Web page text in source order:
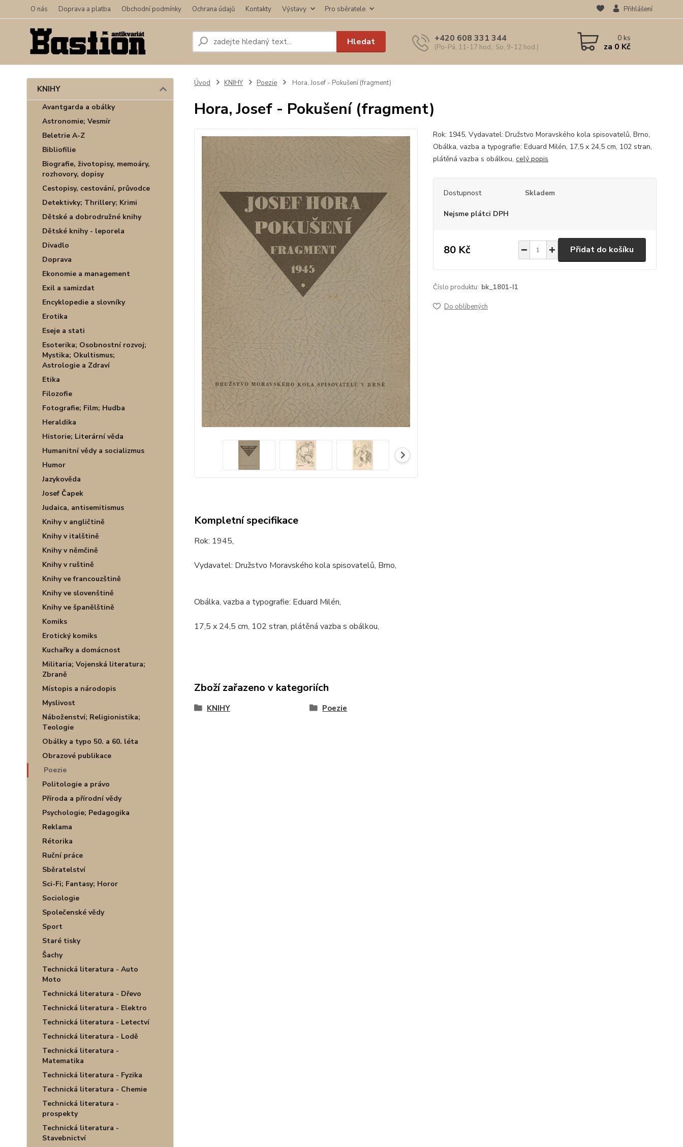
O nás Doprava a platba Obchodní podmínky Ochrana údajů Kontakty Výstavy Pro sběratele Přihlášení
Hledat +420 608 331 344
(Po-Pá, 11-17 hod.; So, 9-12 hod.)
0ks
za 0 Kč
KNIHY
Avantgarda a obálky
Astronomie; Vesmír
Beletrie A-Z
Bibliofilie
Biografie, životopisy, memoáry,
rozhovory, dopisy
Cestopisy, cestování, průvodce
Detektivky; Thrillery; Krimi
Dětské a dobrodružné knihy
Dětské knihy - leporela
Divadlo
Doprava
Ekonomie a management
Exil a samizdat
Encyklopedie a slovníky
Erotika
Eseje a stati
Esoterika; Osobnostní rozvoj;
Mystika; Okultismus;
Astrologie a Zdraví
Etika
Filozofie
Fotografie; Film; Hudba
Heraldika
Historie; Literární věda
Humanitní vědy a socializmus
Humor
Jazykověda
Josef Čapek
Judaica, antisemitismus
Knihy v angličtině
Knihy v italštině
Knihy v němčině
Knihy v ruštině
Knihy ve francouzštině
Knihy ve slovenštině
Knihy ve španělštině
Komiks
Erotický komiks
Kuchařky a domácnost
Militaria; Vojenská literatura;
Zbraně
Místopis a národopis
Myslivost
Náboženství; Religionistika;
Teologie
Obálky a typo 50. a 60. léta
Obrazové publikace
Poezie
Politologie a právo
Příroda a přírodní vědy
Psychologie; Pedagogika
Reklama
Rétorika
Ruční práce
Sběratelství
Sci-Fi; Fantasy; Horor
Sociologie
Společenské vědy
Sport
Staré tisky
Šachy
Technická literatura - Auto
Moto
Technická literatura - Dřevo
Technická literatura - Elektro
Technická literatura - Letectví
Technická literatura - Lodě
Technická literatura -
Matematika
Technická literatura - Fyzika
Technická literatura - Chemie
Technická literatura -
prospekty
Technická literatura -
Stavebnictví
Úvod KNIHY Poezie Hora, Josef - Pokušení (fragment)
Hora, Josef - Pokušení (fragment)
Rok: 1945, Vydavatel: Družstvo Moravského kola spisovatelů, Brno,
Obálka, vazba a typografie: Eduard Milén, 17,5 x 24,5 cm, 102 stran,
plátěná vazba s obálkou, celý popis
Dostupnost Skladem
Nejsme plátci DPH
80 Kč Přidat do košíku
Číslo produktu: bk_1801-I1
Do oblíbených
Kompletní specifikace
Rok: 1945,
Vydavatel: Družstvo Moravského kola spisovatelů, Brno,
Obálka, vazba a typografie: Eduard Milén,
17,5 x 24,5 cm, 102 stran, plátěná vazba s obálkou,
Zboží zařazeno v kategoriích
KNIHY Poezie